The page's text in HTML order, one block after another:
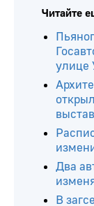
Читайте
улице
Два
В